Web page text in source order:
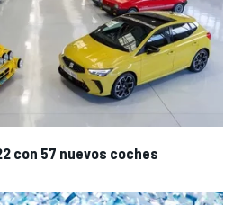
con 57 nuevos coches